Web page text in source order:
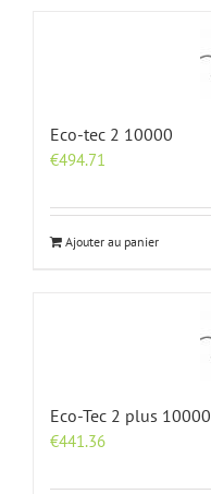
Eco-tec 2 10000
€494.71
Ajouter au panier
Eco-Tec 2 plus 10000
€441.36